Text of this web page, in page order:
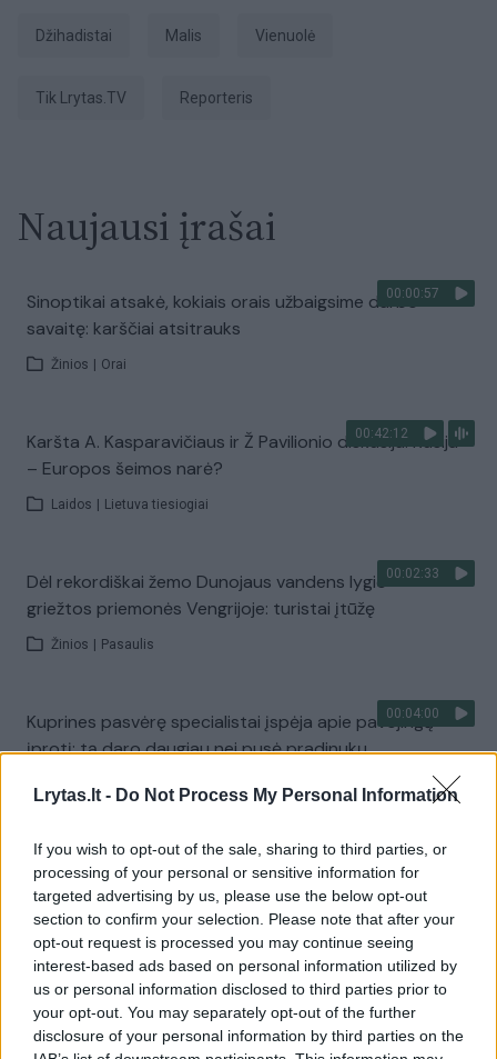
Lrytas.lt - Do Not Process My Personal Information
If you wish to opt-out of the sale, sharing to third parties, or
processing of your personal or sensitive information for
targeted advertising by us, please use the below opt-out
section to confirm your selection. Please note that after your
opt-out request is processed you may continue seeing
interest-based ads based on personal information utilized by
us or personal information disclosed to third parties prior to
your opt-out. You may separately opt-out of the further
disclosure of your personal information by third parties on the
džihadistai Malis vienuolė
tik Lrytas.TV Reporteris
Naujausi įrašai
00:00:57
Sinoptikai atsakė, kokiais orais užbaigsime darbo
savaitę: karščiai atsitrauks
Žinios Orai
00:42:12
Karšta A. Kasparavičiaus ir Ž Pavilionio diskusija: Rusija
– Europos šeimos narė?
Laidos Lietuva tiesiogiai
00:02:33
Dėl rekordiškai žemo Dunojaus vandens lygio –
griežtos priemonės Vengrijoje: turistai įtūžę
Žinios Pasaulis
00:04:00
Kuprines pasvėrę specialistai įspėja apie pavojingą
įprotį: tą daro daugiau nei pusė pradinukų
| Lietuvos diena
Visi įrašai
Žiūrimiausi įrašai
00:00:30
Vaizdai iš tragiškos avarijos Vilniaus r.: dviejų moterų ir